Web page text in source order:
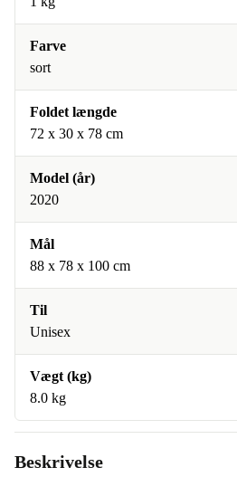
Farve
sort
Foldet længde
72 x 30 x 78 cm
Model (år)
2020
Mål
88 x 78 x 100 cm
Til
Unisex
Vægt (kg)
8.0 kg
Beskrivelse